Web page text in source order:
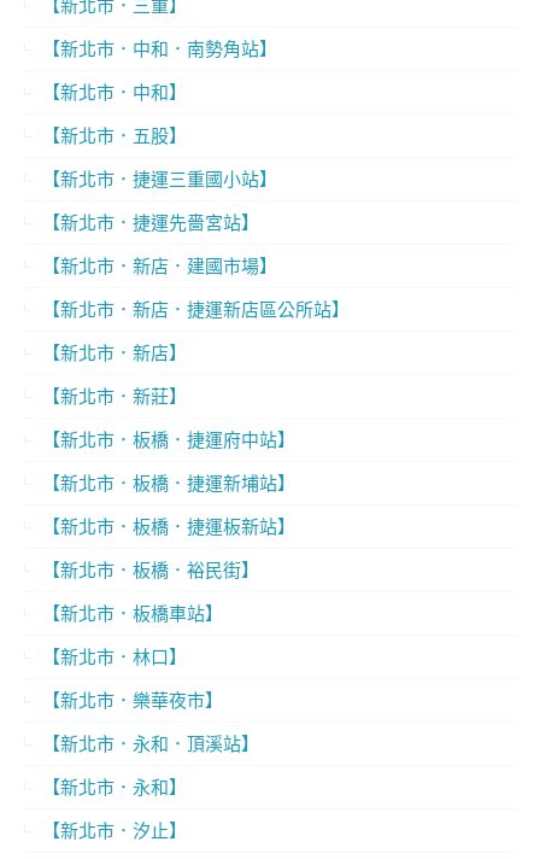
【新北市．中和．南勢角站】
【新北市．中和】
【新北市．五股】
【新北市．捷運三重國小站】
【新北市．捷運先嗇宮站】
【新北市．新店．建國市場】
【新北市．新店．捷運新店區公所站】
【新北市．新店】
【新北市．新莊】
【新北市．板橋．捷運府中站】
【新北市．板橋．捷運新埔站】
【新北市．板橋．捷運板新站】
【新北市．板橋．裕民街】
【新北市．板橋車站】
【新北市．林口】
【新北市．樂華夜市】
【新北市．永和．頂溪站】
【新北市．永和】
【新北市．汐止】